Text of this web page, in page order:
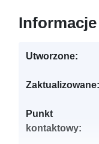
Utworzone:
Zaktualizowane:
Punkt
kontaktowy: